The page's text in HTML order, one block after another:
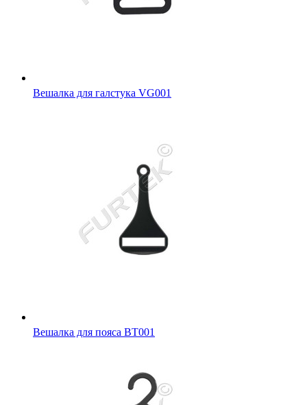
Вешалка для галстука VG001
Вешалка для пояса BT001